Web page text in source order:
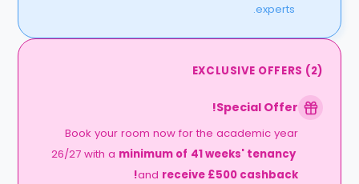
experts.
EXCLUSIVE OFFERS (2)
Special Offer!
Book your room now for the academic year
26/27 with a minimum of 41 weeks' tenancy
and receive £500 cashback!